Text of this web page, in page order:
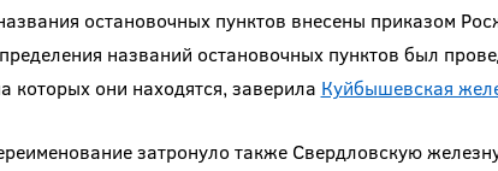
остановочных пунктов внесены приказом
названий остановочных пунктов был
которых они находятся, заверила Куйбышевская
затронуло также Свердловскую